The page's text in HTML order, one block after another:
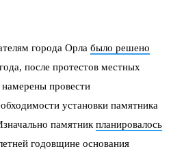
города Орла было решено
после протестов местных
провести
установки памятника
памятник планировалось
годовщине основания